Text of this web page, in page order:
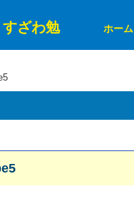
ざわ勉 ホーム